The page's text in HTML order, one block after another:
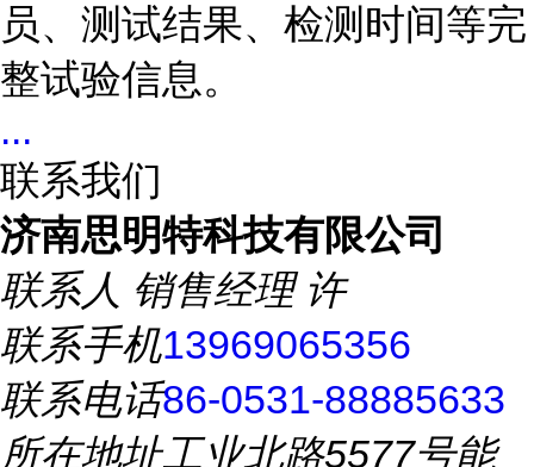
员、测试结果、检测时间等完
整试验信息。
...
联系我们
济南思明特科技有限公司
联系人 销售经理 许
联系手机13969065356
联系电话86-0531-88885633
所在地址工业北路5577号能